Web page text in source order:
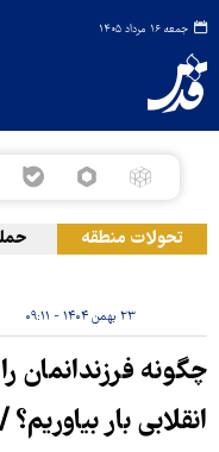
جمعه ۱۶ مرداد ۱۴۰۵
تحولات منطقه حمله
۲۳ بهمن ۱۴۰۴ - ۰۹:۱۱
چگونه فرزندانمان
انقلابی بار